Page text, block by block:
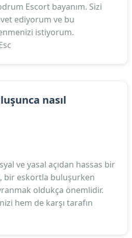
Escort bayanım. Sizi
ediyorum ve bu
istiyorum.
nasıl
ve yasal açıdan hassas bir
bir eskortla buluşurken
oldukça önemlidir.
hem de karşı tarafın